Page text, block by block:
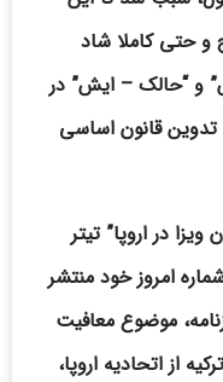
و حتی کاملا شاد
و “حالک – ایش” در
تدوین قانون اساسی
در اروپا” تیتر
امروز خود منتشر
موضوع معافیت
از اتحادیه اروپا،